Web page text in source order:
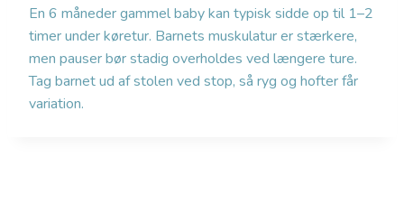
En 6 måneder gammel baby kan typisk sidde op til 1–2
timer under køretur. Barnets muskulatur er stærkere,
men pauser bør stadig overholdes ved længere ture.
Tag barnet ud af stolen ved stop, så ryg og hofter får
variation.